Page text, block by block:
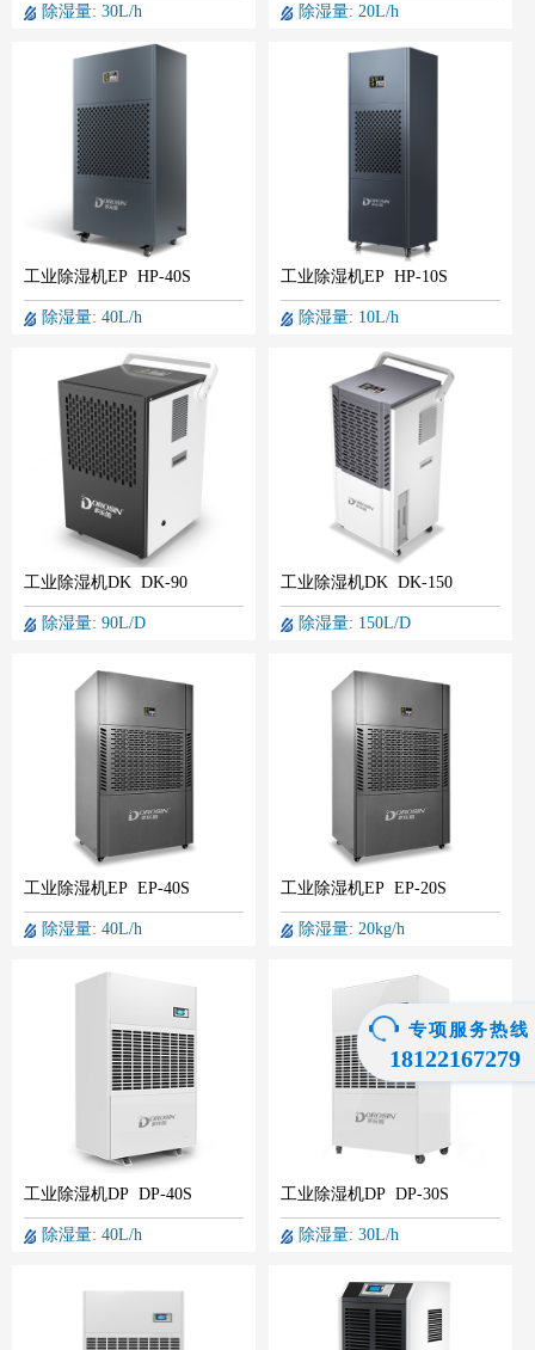
除湿量: 30L/h 除湿量: 20L/h
工业除湿机EP HP-40S
除湿量: 40L/h
工业除湿机EP HP-10S
除湿量: 10L/h
工业除湿机DK DK-90
除湿量: 90L/D
工业除湿机DK DK-150
除湿量: 150L/D
工业除湿机EP EP-40S
除湿量: 40L/h
工业除湿机EP EP-20S
除湿量: 20kg/h
工业除湿机DP DP-40S
除湿量: 40L/h
工业除湿机DP DP-30S
除湿量: 30L/h
专项服务热线
18122167279